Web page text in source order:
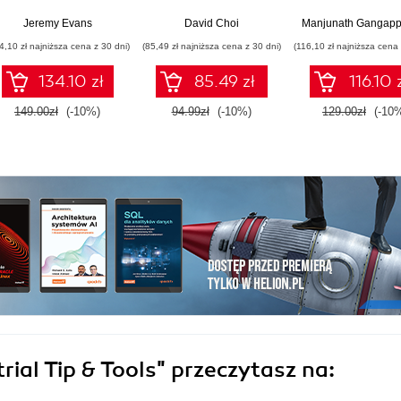
scalable,
software -
Second Edition
Jeremy Evans
zł najniższa cena z 30 dni)
134.10 zł
149.00zł (-10%)
applications using
and Docker - Second
Edition
David Choi
(85,49 zł najniższa cena z 30 dni)
85.49 zł
94.99zł (-10%)
real-world,
commerce
architecture
Manjunath
(116,10 zł najniższa
116.10
129.00zł (-
Tip & Tools" przeczytasz na: